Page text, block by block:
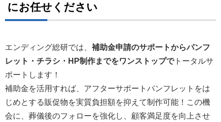
にお任せください
エンディング総研では、 補助金申請のサポートからパンフ
レット・チラシ・HP制作までをワンストップでトータルサ
ポートします！
補助金を活用すれば、アフターサポートパンフレットをは
じめとする販促物を実質負担額を抑えて制作可能！この機
会に、葬儀後のフォローを強化し、顧客満足度を向上させ